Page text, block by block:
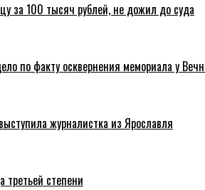
за 100 тысяч рублей, не дожил до суда
по факту осквернения мемориала у
журналистка из Ярославля
третьей степени